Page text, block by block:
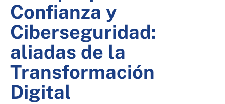
Confianza y
Ciberseguridad:
aliadas de la
Transformación
Digital